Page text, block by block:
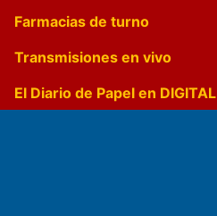
Farmacias de turno
Transmisiones en vivo
El Diario de Papel en DIGITAL